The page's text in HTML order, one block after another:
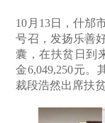
10 月13日，什邡
号召，发扬乐善
囊，在扶贫日到
金6,049,250元。
裁段浩然出席扶